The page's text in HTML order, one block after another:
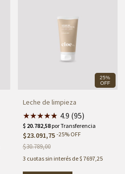
25%
OFF
Leche de limpieza
★★★★★
★ 4.9 (95)
$23.091,75 -25% OFF
$30.789,00
3 cuotas sin interés de$ 7697,25